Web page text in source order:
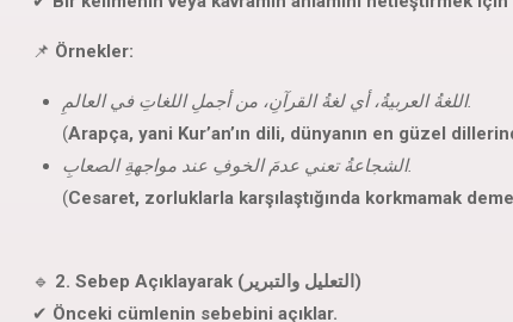
📌 Örnekler:
اللغةُ العربيةُ، أي لغةُ القرآنِ، من أجملِ اللغاتِ في العالمِ.
(Arapça, yani Kur’an’ın dili, dünyanın en güzel
الشجاعةُ تعني عدمَ الخوفِ عند مواجهةِ الصعابِ.
(Cesaret, zorluklarla karşılaştığında korkmamak
🔹
2. Sebep Açıklayarak (التعليل والتبرير)
✔ Önceki cümlenin sebebini açıklar.